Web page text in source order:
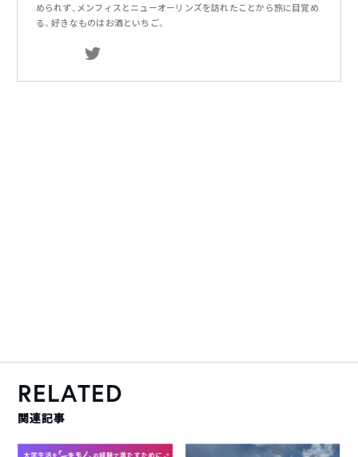
められず、メンフィスとニューオーリンズを訪れたことから旅に目覚め
る。好きなものはお酒といちご。
RELATED
関連記事